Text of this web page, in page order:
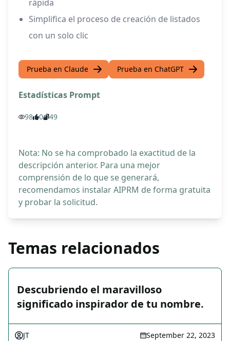
rápida
Simplifica el proceso de creación de listados
con un solo clic
Prueba en Claude Prueba en ChatGPT
Estadísticas Prompt
98 0 49
Nota: No se ha comprobado la exactitud de la
descripción anterior. Para una mejor
comprensión de lo que se generará,
recomendamos instalar AIPRM de forma gratuita
y probar la solicitud.
Temas relacionados
Descubriendo el maravilloso
significado inspirador de tu nombre.
JT September 22, 2023